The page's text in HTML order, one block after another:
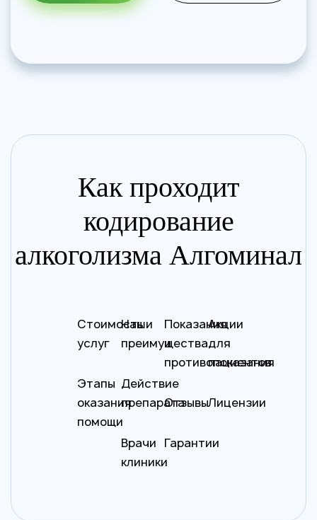
Как проходит
кодирование
алкоголизма Алгоминал
Стоимость
услуг
Этапы
оказания
помощи
Наши
преимущества
Действие
препарата
Врачи
клиники
Показания
и
противопоказания
Отзывы
Гарантии
Акции
для
пациентов
Лицензии